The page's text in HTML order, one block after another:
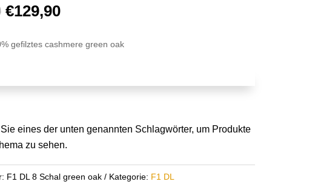
Ursprünglicher
war:
€129,90Aktueller
ist:
gefilztes cashmere green oak
eines der unten genannten Schlagwörter, um Produkte
zu sehen.
F1 DL 8 Schal green oak Kategorie: F1 DL